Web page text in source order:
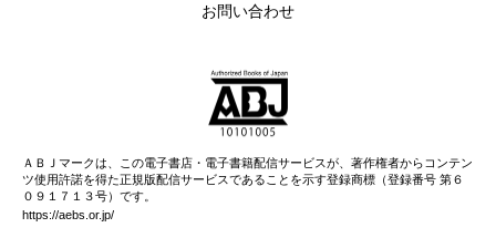
お問い合わせ
ＡＢＪマークは、この電子書店・電子書籍配信サービスが、著作権者からコンテン
ツ使用許諾を得た正規版配信サービスであることを示す登録商標（登録番号 第６
０９１７１３号）です。
https://aebs.or.jp/